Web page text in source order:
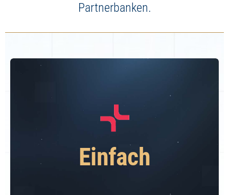
Partnerbanken.
Einfach
Einfach
Das alles schnell, einfach und
übersichtlich in einer App.